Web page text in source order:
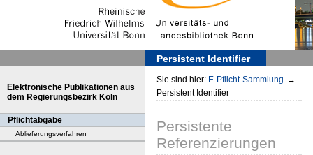
Persistent Identifier
Elektronische Publikationen aus
dem Regierungsbezirk Köln
Pflichtabgabe
Ablieferungsverfahren
Sie sind hier: E-Pflicht-Sammlung →
Persistent Identifier
Persistente
Referenzierungen